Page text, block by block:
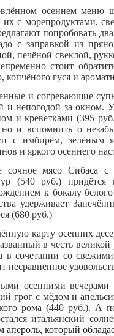
осеннем меню
их с морепродуктами,
попробовать
с заправкой из
печёной свеклой,
стоит
копчёного гуся и
и согревающие супы
и непогодой за окном.
и креветками (395
и вспомнить о
с имбирём, зелёным
и яркого осеннего
сочное мясо Сибаса с
(540 руб.)
к бокалу
удерживает
(680 руб.)
карту осенних
в честь
в сочетании со
несравненное
осенними вечерами
грог с мёдом и
рома (440 руб.). А
итальянский
апероль, который